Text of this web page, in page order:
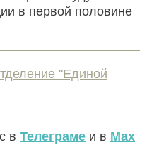
в первой половине
"Единой
в Телеграме и в Max